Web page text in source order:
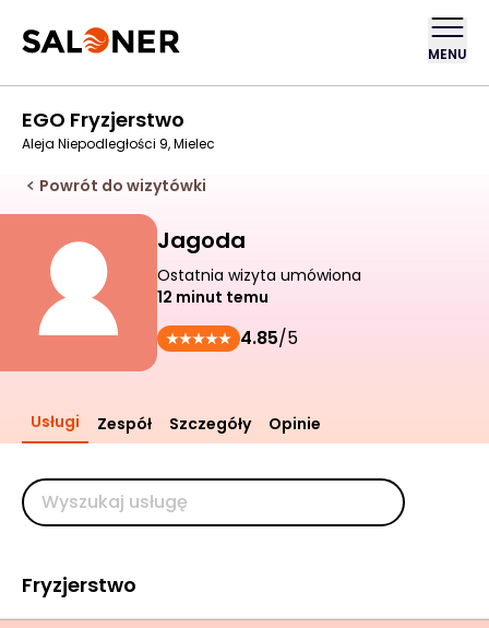
MENU
EGO Fryzjerstwo
Aleja Niepodległości 9, Mielec
Powrót do wizytówki
Jagoda
Ostatnia wizyta umówiona
12 minut temu
4.85/5
Usługi Zespół Szczegóły Opinie
Fryzjerstwo